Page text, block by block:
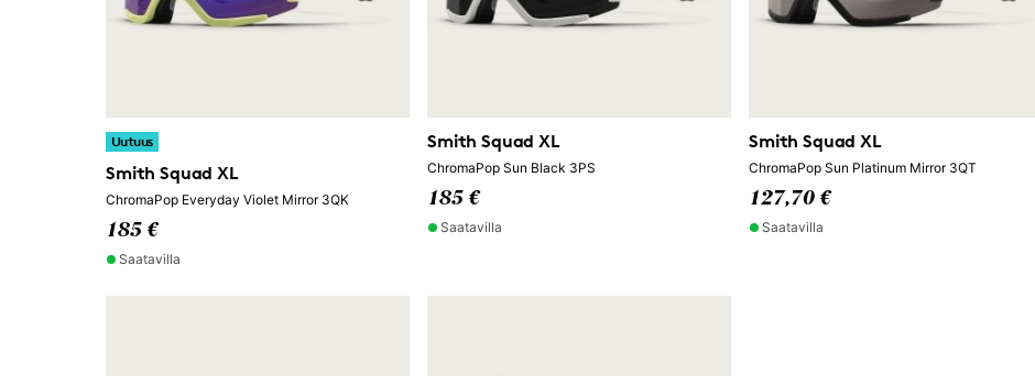
Uutuus
Smith Squad XL
ChromaPop Everyday Violet Mirror 3QK
185 €
Saatavilla
Smith Squad XL
ChromaPop Sun Black 3PS
185 €
Saatavilla
Smith Squad XL
ChromaPop Sun Platinum Mirror 3QT
127,70 €
Saatavilla